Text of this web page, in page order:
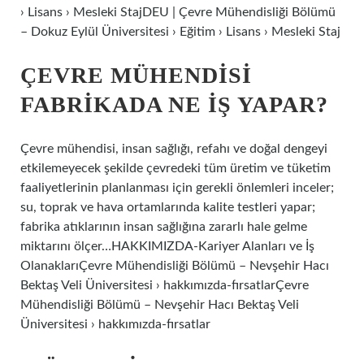
› Lisans › Mesleki StajDEU | Çevre Mühendisliği Bölümü
– Dokuz Eylül Üniversitesi › Eğitim › Lisans › Mesleki Staj
ÇEVRE MÜHENDISI
FABRIKADA NE IŞ YAPAR?
Çevre mühendisi, insan sağlığı, refahı ve doğal dengeyi
etkilemeyecek şekilde çevredeki tüm üretim ve tüketim
faaliyetlerinin planlanması için gerekli önlemleri inceler;
su, toprak ve hava ortamlarında kalite testleri yapar;
fabrika atıklarının insan sağlığına zararlı hale gelme
miktarını ölçer…HAKKIMIZDA-Kariyer Alanları ve İş
OlanaklarıÇevre Mühendisliği Bölümü – Nevşehir Hacı
Bektaş Veli Üniversitesi › hakkımızda-fırsatlarÇevre
Mühendisliği Bölümü – Nevşehir Hacı Bektaş Veli
Üniversitesi › hakkımızda-fırsatlar